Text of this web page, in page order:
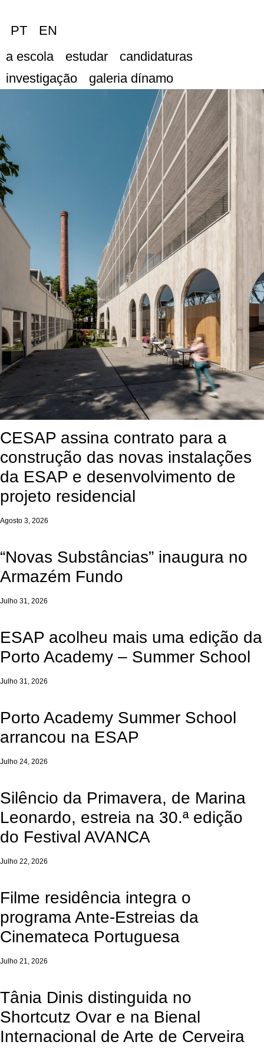
PT
EN
a escola
estudar
candidaturas
investigação
galeria dínamo
CESAP assina contrato para a
construção das novas instalações
da ESAP e desenvolvimento de
projeto residencial
Agosto 3, 2026
“Novas Substâncias” inaugura no
Armazém Fundo
Julho 31, 2026
ESAP acolheu mais uma edição da
Porto Academy – Summer School
Julho 31, 2026
Porto Academy Summer School
arrancou na ESAP
Julho 24, 2026
Silêncio da Primavera, de Marina
Leonardo, estreia na 30.ª edição
do Festival AVANCA
Julho 22, 2026
Filme residência integra o
programa Ante-Estreias da
Cinemateca Portuguesa
Julho 21, 2026
Tânia Dinis distinguida no
Shortcutz Ovar e na Bienal
Internacional de Arte de Cerveira